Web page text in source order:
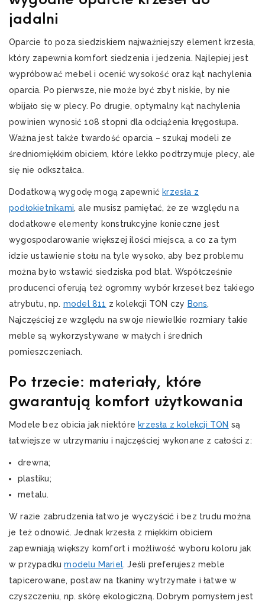
jadalni
Oparcie to poza siedziskiem najważniejszy element krzesła,
który zapewnia komfort siedzenia i jedzenia. Najlepiej jest
wypróbować mebel i ocenić wysokość oraz kąt nachylenia
oparcia. Po pierwsze, nie może być zbyt niskie, by nie
wbijało się w plecy. Po drugie, optymalny kąt nachylenia
powinien wynosić 108 stopni dla odciążenia kręgosłupa.
Ważna jest także twardość oparcia – szukaj modeli ze
średniomiękkim obiciem, które lekko podtrzymuje plecy, ale
się nie odkształca.
Dodatkową wygodę mogą zapewnić krzesła z
podłokietnikami, ale musisz pamiętać, że ze względu na
dodatkowe elementy konstrukcyjne konieczne jest
wygospodarowanie większej ilości miejsca, a co za tym
idzie ustawienie stołu na tyle wysoko, aby bez problemu
można było wstawić siedziska pod blat. Współcześnie
producenci oferują też ogromny wybór krzeseł bez takiego
atrybutu, np. model 811 z kolekcji TON czy Bons.
Najczęściej ze względu na swoje niewielkie rozmiary takie
meble są wykorzystywane w małych i średnich
pomieszczeniach.
Po trzecie: materiały, które
gwarantują komfort użytkowania
Modele bez obicia jak niektóre krzesła z kolekcji TON są
łatwiejsze w utrzymaniu i najczęściej wykonane z całości z:
drewna;
plastiku;
metalu.
W razie zabrudzenia łatwo je wyczyścić i bez trudu można
je też odnowić. Jednak krzesła z miękkim obiciem
zapewniają większy komfort i możliwość wyboru koloru jak
w przypadkumodelu Mariel. Jeśli preferujesz meble
tapicerowane, postaw na tkaniny wytrzymałe i łatwe w
czyszczeniu, np. skórę ekologiczną. Dobrym pomysłem jest